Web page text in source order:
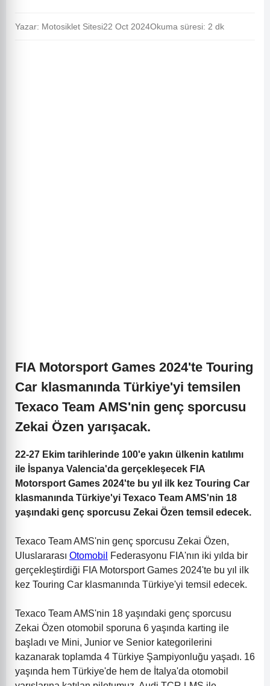
Yazar: Motosiklet Sitesi22 Oct 2024Okuma süresi: 2 dk
FIA Motorsport Games 2024'te Touring
Car klasmanında Türkiye'yi temsilen
Texaco Team AMS'nin genç sporcusu
Zekai Özen yarışacak.
22-27 Ekim tarihlerinde 100'e yakın ülkenin katılımı
ile İspanya Valencia'da gerçekleşecek FIA
Motorsport Games 2024'te bu yıl ilk kez Touring Car
klasmanında Türkiye'yi Texaco Team AMS'nin 18
yaşındaki genç sporcusu Zekai Özen temsil edecek.
Texaco Team AMS'nin genç sporcusu Zekai Özen,
Uluslararası Otomobil
Federasyonu FIA'nın iki yılda bir
gerçekleştirdiği FIA Motorsport Games 2024'te bu yıl ilk
kez Touring Car klasmanında Türkiye'yi temsil edecek.
Texaco Team AMS'nin 18 yaşındaki genç sporcusu
Zekai Özen otomobil sporuna 6 yaşında karting ile
başladı ve Mini, Junior ve Senior kategorilerini
kazanarak toplamda 4 Türkiye Şampiyonluğu yaşadı. 16
yaşında hem Türkiye'de hem de İtalya'da otomobil